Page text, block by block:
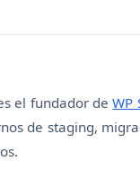
el fundador deWP
de staging,